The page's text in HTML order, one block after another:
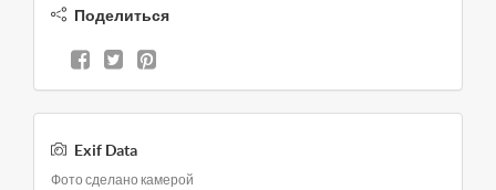
Поделиться
Exif Data
Фото сделано камерой